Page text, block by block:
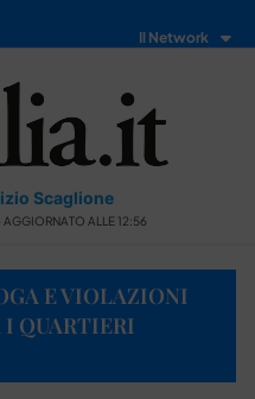
Il Network
Scaglione
ALLE 12:56
E VIOLAZIONI
QUARTIERI